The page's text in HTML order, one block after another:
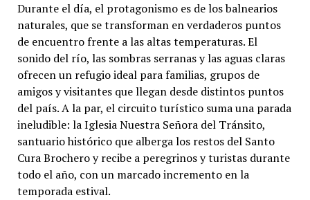
Durante el día, el protagonismo es de los balnearios
naturales, que se transforman en verdaderos puntos
de encuentro frente a las altas temperaturas. El
sonido del río, las sombras serranas y las aguas claras
ofrecen un refugio ideal para familias, grupos de
amigos y visitantes que llegan desde distintos puntos
del país. A la par, el circuito turístico suma una parada
ineludible: la Iglesia Nuestra Señora del Tránsito,
santuario histórico que alberga los restos del Santo
Cura Brochero y recibe a peregrinos y turistas durante
todo el año, con un marcado incremento en la
temporada estival.